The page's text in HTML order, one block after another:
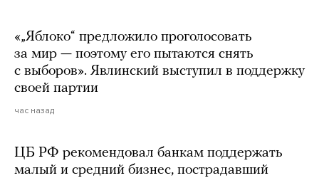
«„Яблоко“ предложило проголосовать
за мир — поэтому его пытаются снять
с выборов». Явлинский выступил в поддержку
своей партии
час назад
ЦБ РФ рекомендовал банкам поддержать
малый и средний бизнес, пострадавший